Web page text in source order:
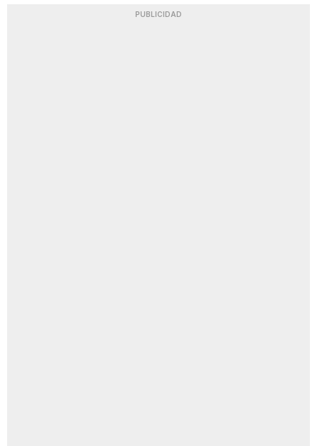
PUBLICIDAD